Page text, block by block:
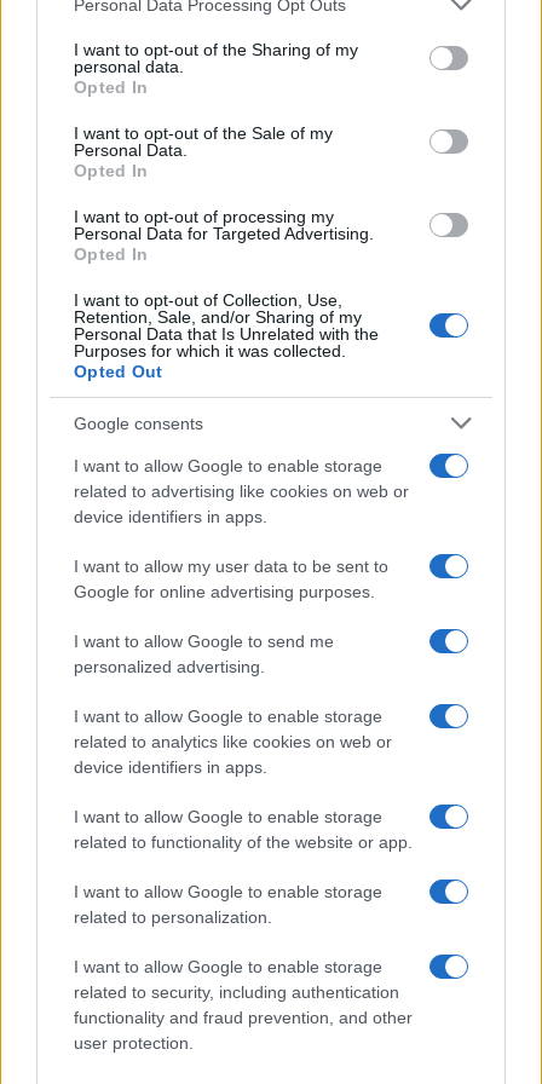
not limited to your visit or usage behaviour. You may click to
grant or deny consent to Google and its third-party tags to
use your data for below specified purposes in below Google
consent section.
Personal Data Processing Opt Outs
I want to opt-out of the Sharing of my
personal data.
Opted In
I want to opt-out of the Sale of my
Personal Data.
Opted In
I want to opt-out of processing my
Personal Data for Targeted Advertising.
Opted In
I want to opt-out of Collection, Use,
Retention, Sale, and/or Sharing of my
Personal Data that Is Unrelated with the
Purposes for which it was collected.
Opted Out
Google consents
I want to allow Google to enable storage
related to advertising like cookies on web or
device identifiers in apps.
I want to allow my user data to be sent to
Google for online advertising purposes.
I want to allow Google to send me
personalized advertising.
I want to allow Google to enable storage
related to analytics like cookies on web or
device identifiers in apps.
I want to allow Google to enable storage
related to functionality of the website or app.
I want to allow Google to enable storage
related to personalization.
I want to allow Google to enable storage
related to security, including authentication
functionality and fraud prevention, and other
user protection.
Continuez la lecture
Canicule et sécheresse : les défis majeurs pour les producteurs
de légumes
Thomas Lefevre · 8 Août 2026
INVESTISSEMENTS